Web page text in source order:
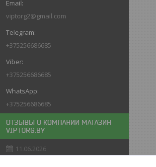
viptorg2@gmail.com
+375256686685
+375256686685
+375256686685
ОТЗЫВЫ О КОМПАНИИ МАГАЗИН
VIPTORG.BY
11.06.2026